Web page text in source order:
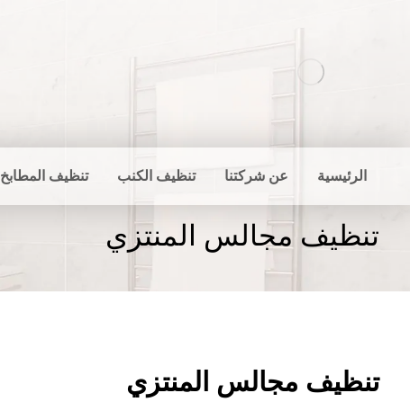
الرئيسية عن شركتنا تنظيف الكنب تنظيف المطابخ
تنظيف مجالس المنتزي
تنظيف مجالس المنتزي